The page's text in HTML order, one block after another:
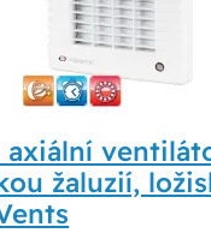
axiální
žaluzií,